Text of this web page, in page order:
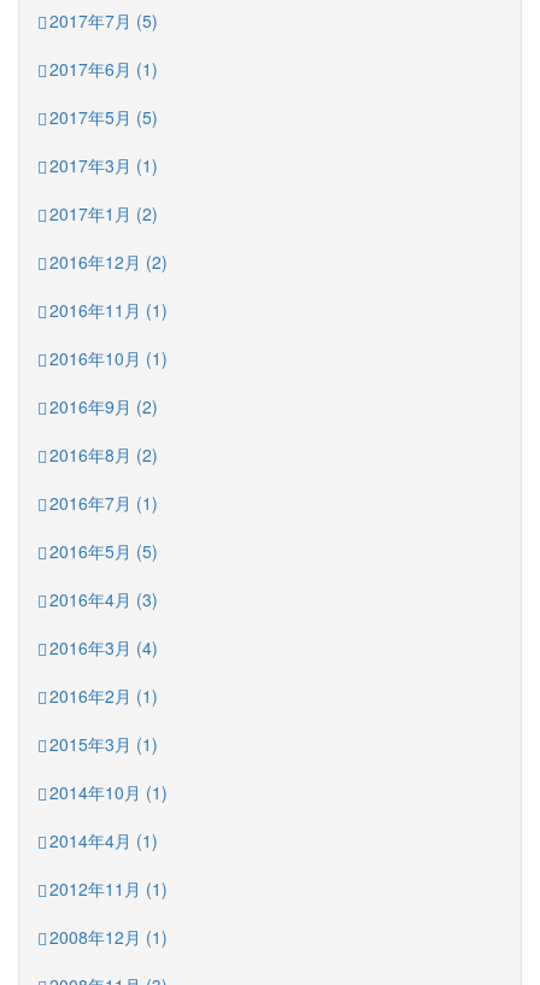
2017年7月 (5)
2017年6月 (1)
2017年5月 (5)
2017年3月 (1)
2017年1月 (2)
2016年12月 (2)
2016年11月 (1)
2016年10月 (1)
2016年9月 (2)
2016年8月 (2)
2016年7月 (1)
2016年5月 (5)
2016年4月 (3)
2016年3月 (4)
2016年2月 (1)
2015年3月 (1)
2014年10月 (1)
2014年4月 (1)
2012年11月 (1)
2008年12月 (1)